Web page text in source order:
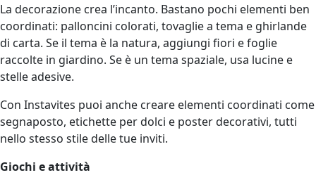
La decorazione crea l’incanto. Bastano pochi elementi ben
coordinati: palloncini colorati, tovaglie a tema e ghirlande
di carta. Se il tema è la natura, aggiungi fiori e foglie
raccolte in giardino. Se è un tema spaziale, usa lucine e
stelle adesive.
Con Instavites puoi anche creare elementi coordinati come
segnaposto, etichette per dolci e poster decorativi, tutti
nello stesso stile delle tue inviti.
Giochi e attività